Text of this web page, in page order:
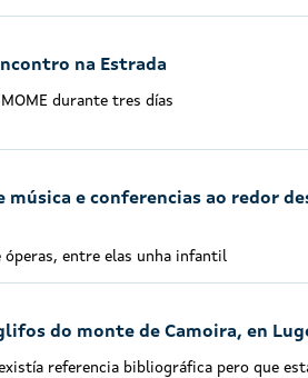
na Estrada
durante tres días
e conferencias ao redor
óperas, entre elas unha infantil
do monte de Camoira, en
referencia bibliográfica pero que